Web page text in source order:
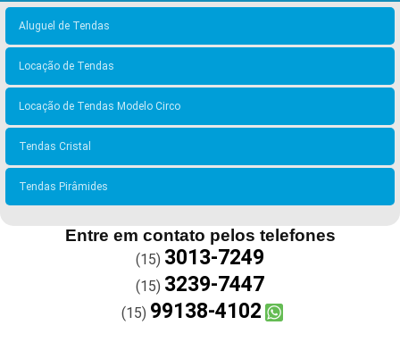
Aluguel de Tendas
Locação de Tendas
Locação de Tendas Modelo Circo
Tendas Cristal
Tendas Pirâmides
Entre em contato pelos telefones
(15) 3013-7249
(15) 3239-7447
(15) 99138-4102